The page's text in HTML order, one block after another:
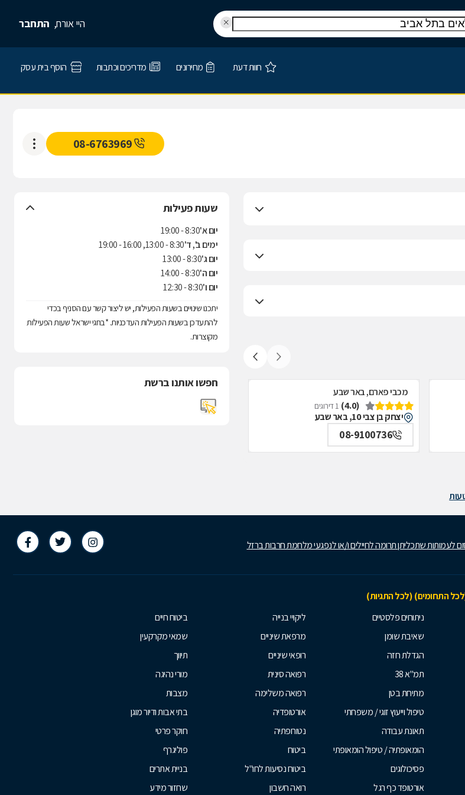
היי אורח, התחבר
חוות דעת מחירונים מדריכים וכתבות הוסף בית עסק
08-6763969
מכבי פארם, באר שבע
(4.0)
1 דירוגים
יצחק בן צבי 10, באר שבע
08-9100736
לעסק זה אין חוות דעת
שד' העצמאות 64, קרית גת
שעות פעילות
יום א'8:30 - 19:00
ימים ב', ד'8:30 - 13:00, 16:00 - 19:00
יום ג'8:30 - 13:00
יום ה'8:30 - 14:00
יום ו'8:30 - 12:30
יתכנו שינויים בשעות הפעילות, יש ליצור קשר עם הסניף בכדי
להתעדכן בשעות הפעילות העדכניות. *בחגי ישראל שעות הפעילות
מקוצרות.
חפשו אותנו ברשת
לעמותות שתכליתן תרומה לחיילים ו/או לנפגעי מלחמת חרבות ברזל
התחומים) (לכל התגיות)
ניתוחים פלסטיים
שאיבת שומן
הגדלת חזה
תמ"א 38
מתיחת בטן
טיפול וייעוץ זוגי / משפחתי
תאונת עבודה
הומאופתיה / טיפול הומאופתי
פסיכולוגים
אורטופד כף רגל
ליקויי בנייה
מרפאת שיניים
רופאי שיניים
רפואה סינית
רפואה משלימה
אורטופדיה
נטורופתיה
ביטוח
ביטוח נסיעות לחו"ל
רואה חשבון
ביטוח חיים
שמאי מקרקעין
תיווך
מורי נהיגה
מצבות
בתי אבות ודיור מוגן
חוקר פרטי
פוליגרף
בניית אתרים
שחזור מידע